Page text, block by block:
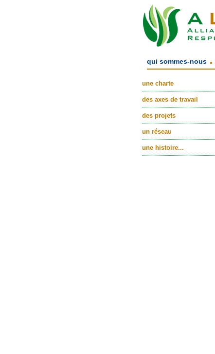
qui sommes-nous .
une charte
des axes de travail
des projets
un réseau
une histoire...